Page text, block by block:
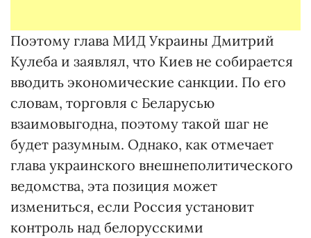
Поэтому глава МИД Украины Дмитрий
Кулеба и заявлял, что Киев не собирается
вводить экономические санкции. По его
словам, торговля с Беларусью
взаимовыгодна, поэтому такой шаг не
будет разумным. Однако, как отмечает
глава украинского внешнеполитического
ведомства, эта позиция может
измениться, если Россия установит
контроль над белорусскими